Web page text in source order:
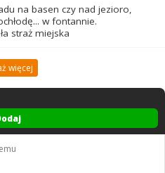
na basen czy nad jezioro,
w fontannie.
straż miejska
więcej